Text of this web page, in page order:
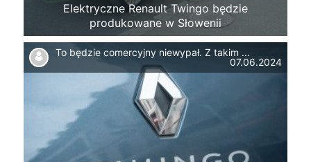
Elektryczne Renault Twingo będzie
produkowane w Słowenii
To będzie comercyjny niewypał. Z takim ...
07.06.2024